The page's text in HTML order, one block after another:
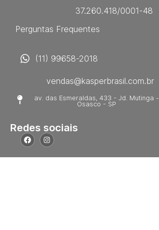
37.260.418/0001-48
Perguntas Frequentes
(11) 99658-2018
vendas@kasperbrasil.com.br
av. das Esmeraldas, 433 - Jd. Mutinga -
Osasco - SP
Redes sociais